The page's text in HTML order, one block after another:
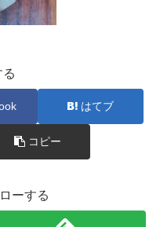
る
はてブ
コピー
ーする